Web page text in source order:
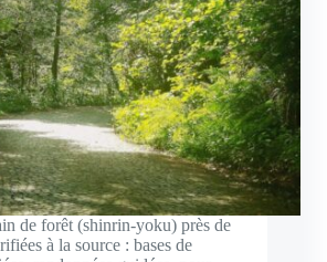
de forêt (shinrin-yoku) près de
à la source : bases de